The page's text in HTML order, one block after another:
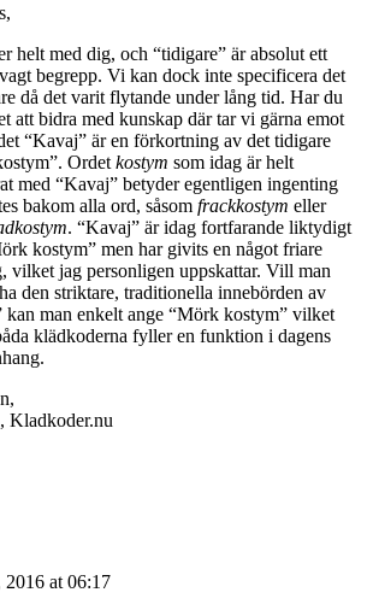
helt med dig, och “tidigare” är absolut ett
begrepp. Vi kan dock inte specificera det
då det varit flytande under lång tid. Har du
att bidra med kunskap där tar vi gärna emot
“Kavaj” är en förkortning av det tidigare
Ordet kostym som idag är helt
med “Kavaj” betyder egentligen ingenting
bakom alla ord, såsom frackkostym eller
. “Kavaj” är idag fortfarande liktydigt
kostym” men har givits en något friare
vilket jag personligen uppskattar. Vill man
den striktare, traditionella innebörden av
kan man enkelt ange “Mörk kostym” vilket
klädkoderna fyller en funktion i dagens
Kladkoder.nu
at 06:17